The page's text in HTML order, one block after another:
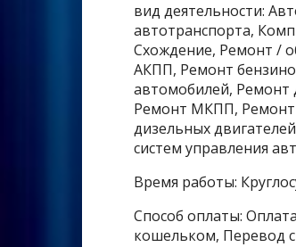
вид деятельности:
автотранспорта,
Схождение, Ремонт /
АКПП, Ремонт
автомобилей, Ремонт
Ремонт МКПП, Ремонт
дизельных
систем управления
Время работы:
Способ оплаты:
кошельком, Перевод